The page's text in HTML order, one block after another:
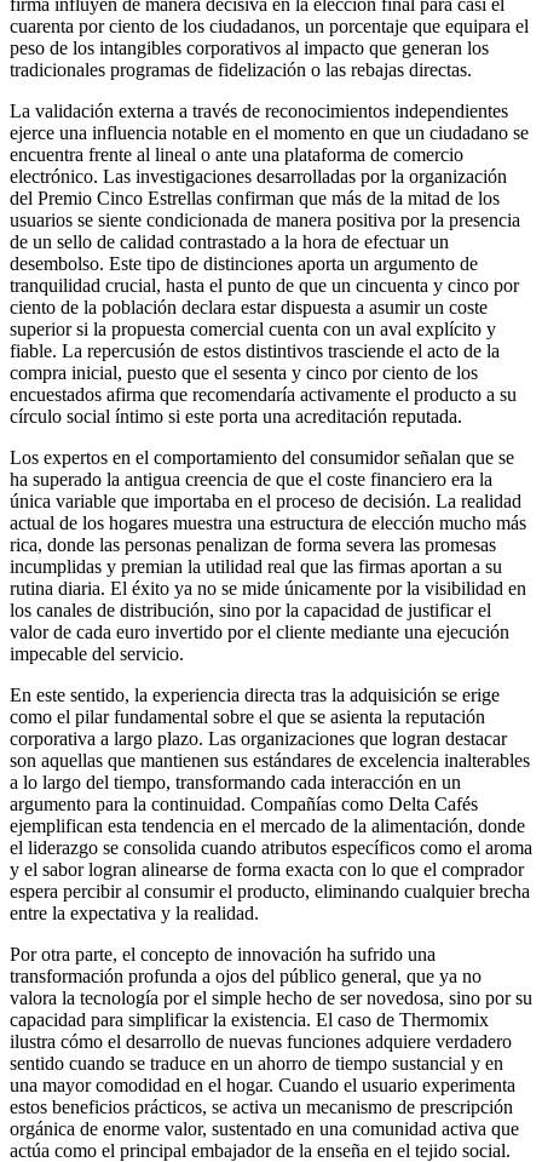
firma influyen de manera decisiva en la elección final para casi el
cuarenta por ciento de los ciudadanos, un porcentaje que equipara el
peso de los intangibles corporativos al impacto que generan los
tradicionales programas de fidelización o las rebajas directas.
La validación externa a través de reconocimientos independientes
ejerce una influencia notable en el momento en que un ciudadano se
encuentra frente al lineal o ante una plataforma de comercio
electrónico. Las investigaciones desarrolladas por la organización
del Premio Cinco Estrellas confirman que más de la mitad de los
usuarios se siente condicionada de manera positiva por la presencia
de un sello de calidad contrastado a la hora de efectuar un
desembolso. Este tipo de distinciones aporta un argumento de
tranquilidad crucial, hasta el punto de que un cincuenta y cinco por
ciento de la población declara estar dispuesta a asumir un coste
superior si la propuesta comercial cuenta con un aval explícito y
fiable. La repercusión de estos distintivos trasciende el acto de la
compra inicial, puesto que el sesenta y cinco por ciento de los
encuestados afirma que recomendaría activamente el producto a su
círculo social íntimo si este porta una acreditación reputada.
Los expertos en el comportamiento del consumidor señalan que se
ha superado la antigua creencia de que el coste financiero era la
única variable que importaba en el proceso de decisión. La realidad
actual de los hogares muestra una estructura de elección mucho más
rica, donde las personas penalizan de forma severa las promesas
incumplidas y premian la utilidad real que las firmas aportan a su
rutina diaria. El éxito ya no se mide únicamente por la visibilidad en
los canales de distribución, sino por la capacidad de justificar el
valor de cada euro invertido por el cliente mediante una ejecución
impecable del servicio.
En este sentido, la experiencia directa tras la adquisición se erige
como el pilar fundamental sobre el que se asienta la reputación
corporativa a largo plazo. Las organizaciones que logran destacar
son aquellas que mantienen sus estándares de excelencia inalterables
a lo largo del tiempo, transformando cada interacción en un
argumento para la continuidad. Compañías como Delta Cafés
ejemplifican esta tendencia en el mercado de la alimentación, donde
el liderazgo se consolida cuando atributos específicos como el aroma
y el sabor logran alinearse de forma exacta con lo que el comprador
espera percibir al consumir el producto, eliminando cualquier brecha
entre la expectativa y la realidad.
Por otra parte, el concepto de innovación ha sufrido una
transformación profunda a ojos del público general, que ya no
valora la tecnología por el simple hecho de ser novedosa, sino por su
capacidad para simplificar la existencia. El caso de Thermomix
ilustra cómo el desarrollo de nuevas funciones adquiere verdadero
sentido cuando se traduce en un ahorro de tiempo sustancial y en
una mayor comodidad en el hogar. Cuando el usuario experimenta
estos beneficios prácticos, se activa un mecanismo de prescripción
orgánica de enorme valor, sustentado en una comunidad activa que
actúa como el principal embajador de la enseña en el tejido social.